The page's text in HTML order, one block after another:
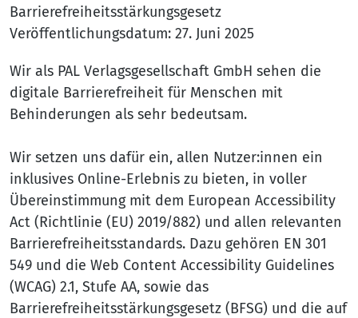
Barrierefreiheitsstärkungsgesetz
Veröffentlichungsdatum: 27. Juni 2025
Wir als PAL Verlagsgesellschaft GmbH sehen die
digitale Barrierefreiheit für Menschen mit
Behinderungen als sehr bedeutsam.
Wir setzen uns dafür ein, allen Nutzer:innen ein
inklusives Online-Erlebnis zu bieten, in voller
Übereinstimmung mit dem European Accessibility
Act (Richtlinie (EU) 2019/882) und allen relevanten
Barrierefreiheitsstandards. Dazu gehören EN 301
549 und die Web Content Accessibility Guidelines
(WCAG) 2.1, Stufe AA, sowie das
Barrierefreiheitsstärkungsgesetz (BFSG) und die auf